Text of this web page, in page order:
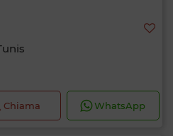
Chiama WhatsApp